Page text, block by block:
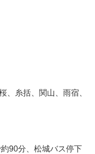
、糸括、関山、雨宿、
90分、松城バス停下